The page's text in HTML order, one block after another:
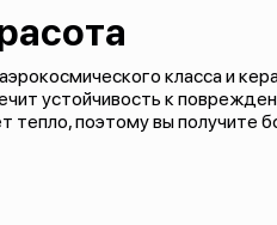
класса и
устойчивость к
тепло, поэтому вы получите